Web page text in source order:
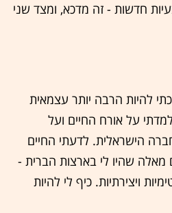
חדשות - זה מדכא, ומצד שני
להיות הרבה יותר עצמאית
על אורח החיים ועל
הישראלית. לדעתי החיים
מאלה שהיו לי בארצות הברית -
ויצירתיות. כיף לי להיות